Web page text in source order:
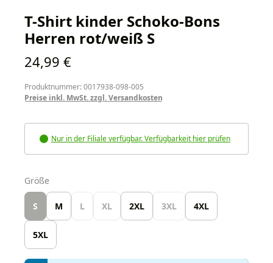
T-Shirt kinder Schoko-Bons
Herren rot/weiß S
Regulärer Preis:
24,99 €
Produktnummer: 0017938-098-005
Preise inkl. MwSt. zzgl. Versandkosten
Nur in der Filiale verfügbar. Verfügbarkeit hier prüfen
Größe
S M L XL 2XL 3XL 4XL
5XL